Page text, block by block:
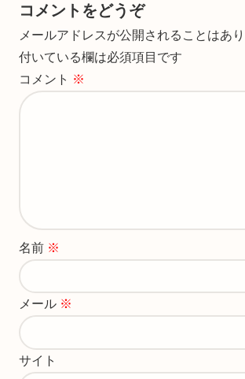
コメントをどうぞ
メールアドレスが公開されることはあり
付いている欄は必須項目です
コメント ※
名前 ※
メール ※
サイト